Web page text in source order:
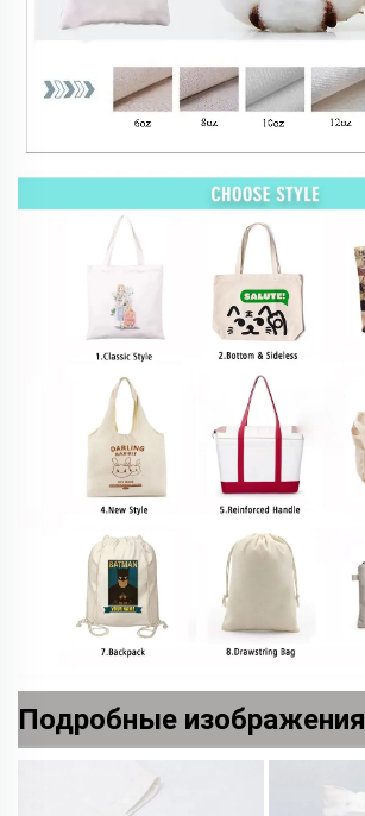
Подробные изображения